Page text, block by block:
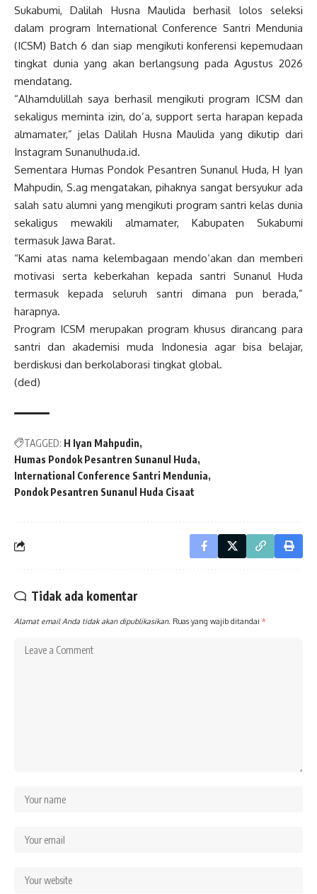
Sukabumi, Dalilah Husna Maulida berhasil lolos seleksi
dalam program International Conference Santri Mendunia
(ICSM) Batch 6 dan siap mengikuti konferensi kepemudaan
tingkat dunia yang akan berlangsung pada Agustus 2026
mendatang.
“Alhamdulillah saya berhasil mengikuti program ICSM dan
sekaligus meminta izin, do’a, support serta harapan kepada
almamater,” jelas Dalilah Husna Maulida yang dikutip dari
Instagram Sunanulhuda.id.
Sementara Humas Pondok Pesantren Sunanul Huda, H Iyan
Mahpudin, S.ag mengatakan, pihaknya sangat bersyukur ada
salah satu alumni yang mengikuti program santri kelas dunia
sekaligus mewakili almamater, Kabupaten Sukabumi
termasuk Jawa Barat.
“Kami atas nama kelembagaan mendo’akan dan memberi
motivasi serta keberkahan kepada santri Sunanul Huda
termasuk kepada seluruh santri dimana pun berada,”
harapnya.
Program ICSM merupakan program khusus dirancang para
santri dan akademisi muda Indonesia agar bisa belajar,
berdiskusi dan berkolaborasi tingkat global.
(ded)
TAGGED: H Iyan Mahpudin
Humas Pondok Pesantren Sunanul Huda
International Conference Santri Mendunia
Pondok Pesantren Sunanul Huda Cisaat
Tidak ada komentar
Alamat email Anda tidak akan dipublikasikan. Ruas yang wajib ditandai *